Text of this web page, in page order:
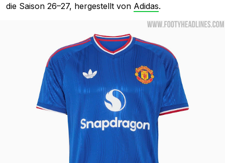
die Saison 26–27, hergestellt von Adidas.